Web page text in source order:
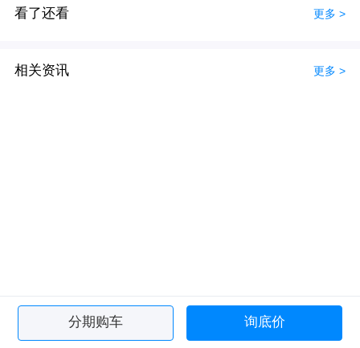
看了还看 更多 >
相关资讯 更多 >
分期购车 询底价